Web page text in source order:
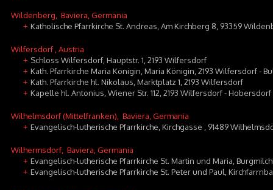
Wildenberg , Baviera, Germania
+ Katholische Pfarrkirche St. Andreas, Am Kirchberg 8, 93359
Wilfersdorf , Austria
+ Schloss Wilfersdorf, Hauptstr. 1, 2193 Wilfersdorf
+ Kath. Pfarrkirche Maria Königin, Maria Königin, 2193 Wilfersdorf -
+ Kath. Pfarrkirche hl. Nikolaus, Marktplatz 1, 2193 Wilfersdorf
+ Kapelle hl. Antonius, Wiener Str. 112, 2193 Wilfersdorf - Hobersdorf
Wilhelmsdorf (Mittelfranken) , Baviera, Germania
+ Evangelisch-lutherische Pfarrkirche, Kirchgasse , 91489
Wilhermsdorf , Baviera, Germania
+ Evangelisch-lutherische Pfarrkirche St. Martin und Maria,
+ Evangelisch-lutherische Pfarrkirche St. Peter und Paul,